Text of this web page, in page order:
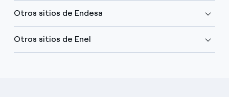
Otros sitios de Endesa
Otros sitios de Enel